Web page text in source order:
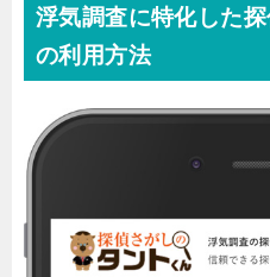
浮気調査に特化した探
の利用方法